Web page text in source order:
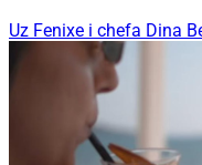
Uz Fenixe i chefa Dina